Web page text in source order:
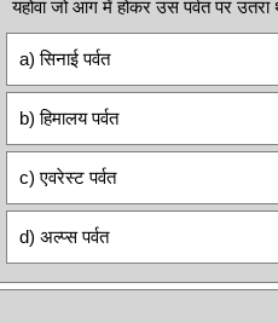
यहोवा जो आग में होकर उस पर्वत पर
a) सिनाई पर्वत
b) हिमालय पर्वत
c) एवरेस्ट पर्वत
d) अल्प्स पर्वत